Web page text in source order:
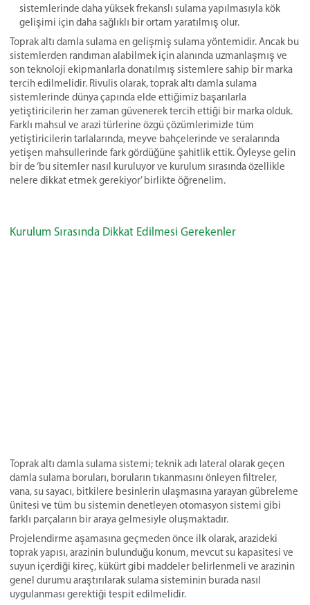
sistemlerinde daha yüksek frekanslı sulama yapılmasıyla kök
gelişimi için daha sağlıklı bir ortam yaratılmış olur.
Toprak altı damla sulama en gelişmiş sulama yöntemidir. Ancak bu
sistemlerden randıman alabilmek için alanında uzmanlaşmış ve
son teknoloji ekipmanlarla donatılmış sistemlere sahip bir marka
tercih edilmelidir. Rivulis olarak, toprak altı damla sulama
sistemlerinde dünya çapında elde ettiğimiz başarılarla
yetiştiricilerin her zaman güvenerek tercih ettiği bir marka olduk.
Farklı mahsul ve arazi türlerine özgü çözümlerimizle tüm
yetiştiricilerin tarlalarında, meyve bahçelerinde ve seralarında
yetişen mahsullerinde fark gördüğüne şahitlik ettik. Öyleyse gelin
bir de ‘bu sitemler nasıl kuruluyor ve kurulum sırasında özellikle
nelere dikkat etmek gerekiyor’ birlikte öğrenelim.
Kurulum Sırasında Dikkat Edilmesi Gerekenler
Toprak altı damla sulama sistemi; teknik adı lateral olarak geçen
damla sulama boruları, boruların tıkanmasını önleyen filtreler,
vana, su sayacı, bitkilere besinlerin ulaşmasına yarayan gübreleme
ünitesi ve tüm bu sistemin denetleyen otomasyon sistemi gibi
farklı parçaların bir araya gelmesiyle oluşmaktadır.
Projelendirme aşamasına geçmeden önce ilk olarak, arazideki
toprak yapısı, arazinin bulunduğu konum, mevcut su kapasitesi ve
suyun içerdiği kireç, kükürt gibi maddeler belirlenmeli ve arazinin
genel durumu araştırılarak sulama sisteminin burada nasıl
uygulanması gerektiği tespit edilmelidir.